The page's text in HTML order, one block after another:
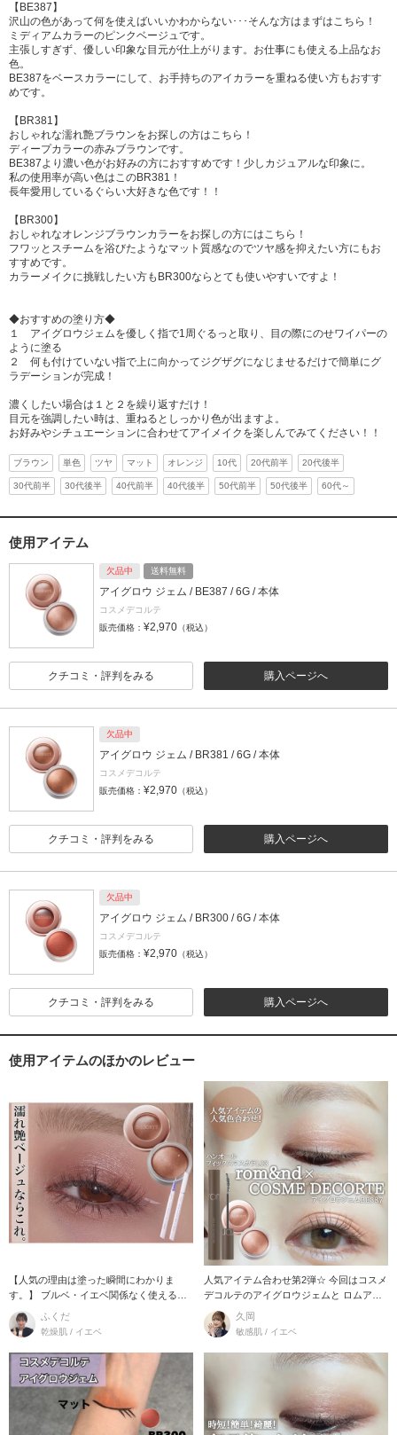
【BE387】
沢山の色があって何を使えばいいかわからない･･･そんな方はまずはこちら！
ミディアムカラーのピンクベージュです。
主張しすぎず、優しい印象な目元が仕上がります。お仕事にも使える上品なお
色。
BE387をベースカラーにして、お手持ちのアイカラーを重ねる使い方もおすす
めです。
【BR381】
おしゃれな濡れ艶ブラウンをお探しの方はこちら！
ディープカラーの赤みブラウンです。
BE387より濃い色がお好みの方におすすめです！少しカジュアルな印象に。
私の使用率が高い色はこのBR381！
長年愛用しているぐらい大好きな色です！！
【BR300】
おしゃれなオレンジブラウンカラーをお探しの方にはこちら！
フワッとスチームを浴びたようなマット質感なのでツヤ感を抑えたい方にもお
すすめです。
カラーメイクに挑戦したい方もBR300ならとても使いやすいですよ！
◆おすすめの塗り方◆
１ アイグロウジェムを優しく指で1周ぐるっと取り、目の際にのせワイパーの
ように塗る
２ 何も付けていない指で上に向かってジグザグになじませるだけで簡単にグ
ラデーションが完成！
濃くしたい場合は１と２を繰り返すだけ！
目元を強調したい時は、重ねるとしっかり色が出ますよ。
お好みやシチュエーションに合わせてアイメイクを楽しんでみてください！！
ブラウン 単色 ツヤ マット オレンジ 10代 20代前半 20代後半
30代前半 30代後半 40代前半 40代後半 50代前半 50代後半 60代～
使用アイテム
欠品中 送料無料
アイグロウ ジェム / BE387 / 6G / 本体
コスメデコルテ
販売価格： ¥2,970 （税込）
購入ページへ
クチコミ・評判をみる
欠品中
アイグロウ ジェム / BR381 / 6G / 本体
コスメデコルテ
販売価格： ¥2,970 （税込）
購入ページへ
クチコミ・評判をみる
欠品中
アイグロウ ジェム / BR300 / 6G / 本体
コスメデコルテ
販売価格： ¥2,970 （税込）
購入ページへ
クチコミ・評判をみる
使用アイテムのほかのレビュー
【人気の理由は塗った瞬間にわかりま
す。】 ブルベ・イエベ関係なく使える万
能ベージュ。
ふくだ
乾燥肌 / イエベ
人気アイテム合わせ第2弾☆ 今回はコスメ
デコルテのアイグロウジェムと ロムアン
ドのマスカ
久岡
敏感肌 / イエベ